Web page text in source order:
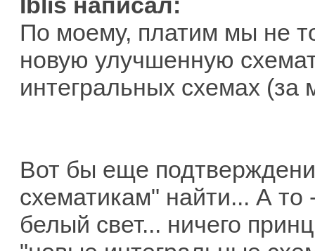
По моему, платим мы не
новую улучшенную
интегральных схемах (за
Вот бы еще
схематикам" найти... А то
белый свет... ничего